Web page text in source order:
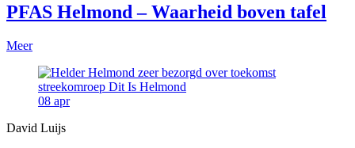
PFAS Helmond – Waarheid boven tafel
Meer
08 apr
David Luijs